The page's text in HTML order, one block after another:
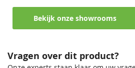
Perfect voor blokhutten,
Bekijk onze showrooms
Vragen over dit product?